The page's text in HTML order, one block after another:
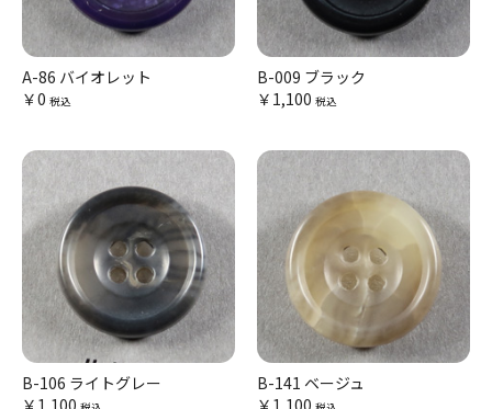
A-86 バイオレット
￥0 税込
B-009 ブラック
￥1,100 税込
B-106 ライトグレー
￥1,100
B-141 ベージュ
￥1,100